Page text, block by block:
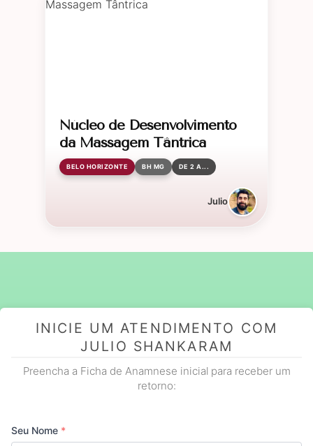
Núcleo de Desenvolvimento
da Massagem Tântrica
BELO HORIZONTE BH MG DE 2 A...
Julio
INICIE UM ATENDIMENTO COM
JULIO SHANKARAM
Preencha a Ficha de Anamnese inicial para receber um
retorno:
Seu Nome *